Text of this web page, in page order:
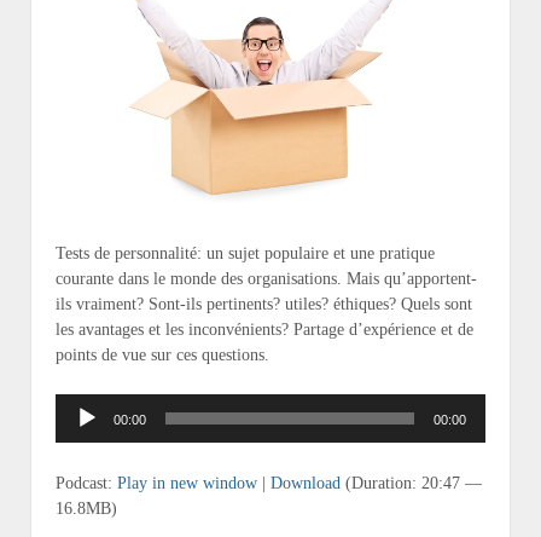
Tests de personnalité: un sujet populaire et une pratique
courante dans le monde des organisations. Mais qu’apportent-
ils vraiment? Sont-ils pertinents? utiles? éthiques? Quels sont
les avantages et les inconvénients? Partage d’expérience et de
points de vue sur ces questions.
Lecteur
audio
00:00 00:00
Podcast: Play in new window Download (Duration: 20:47 —
16.8MB)